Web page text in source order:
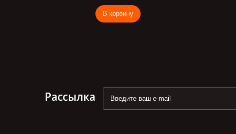
В корзину
Рассылка